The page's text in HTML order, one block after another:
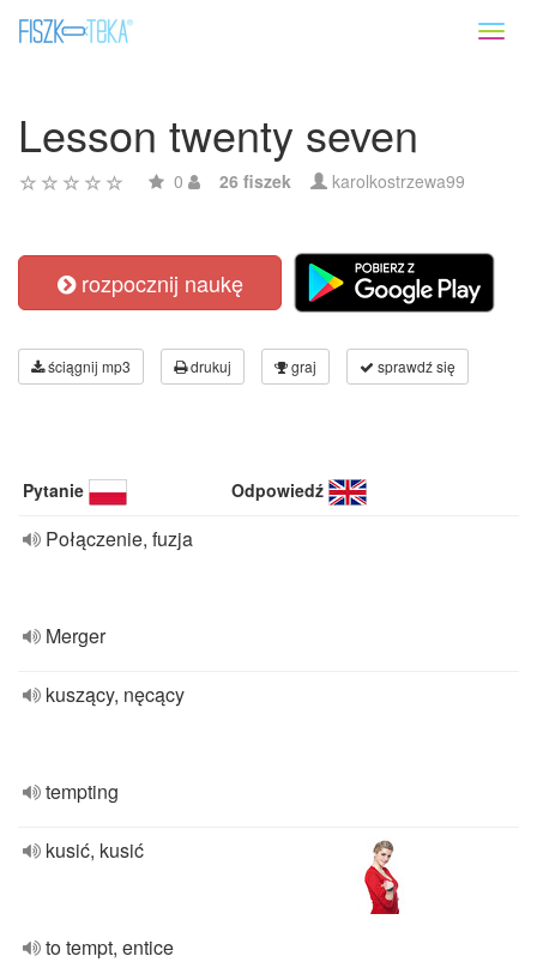
Lesson twenty seven
0 26 fiszek karolkostrzewa99
rozpocznij naukę
ściągnij mp3 drukuj graj sprawdź się
Pytanie Odpowiedź
Połączenie, fuzja
Merger
kuszący, nęcący
tempting
kusić, kusić
to tempt, entice